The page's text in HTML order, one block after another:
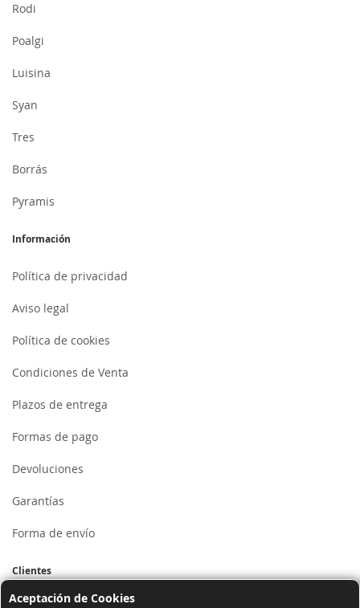
Aceptación de Cookies
Rodi
Poalgi
Luisina
Syan
Tres
Borrás
Pyramis
Información
Política de privacidad
Aviso legal
Política de cookies
Condiciones de Venta
Plazos de entrega
Formas de pago
Devoluciones
Garantías
Forma de envío
Clientes